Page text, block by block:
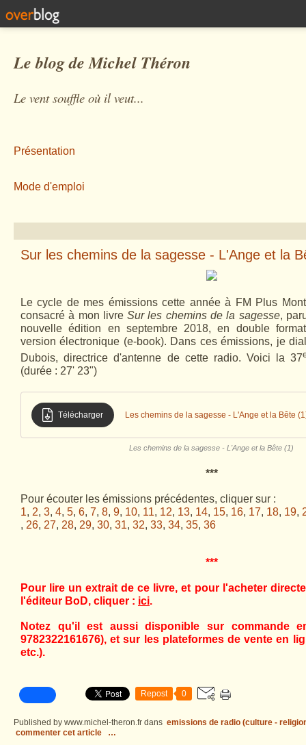
Le blog de Michel Théron
Le vent souffle où il veut...
Présentation
Mode d'emploi
Sur les chemins de la sagesse - L'Ange et la
Le cycle de mes émissions cette année à FM Plus
consacré à mon livre Sur les chemins de la sagesse,
nouvelle édition en septembre 2018, en double
version électronique (e-book). Dans ces émissions, je
Dubois, directrice d'antenne de cette radio. Voici la 37
(durée : 27' 23")
Télécharger Les chemins de la sagesse - L'Ange et la Bête
Les chemins de la sagesse - L'Ange et la Bête (1)
***
Pour écouter les émissions précédentes, cliquer sur :
1, 2, 3, 4, 5, 6, 7, 8, 9, 10, 11, 12, 13, 14, 15, 16, 17, 18, 19,
, 26, 27, 28, 29, 30, 31, 32, 33, 34, 35, 36
***
Pour lire un extrait de ce livre, et pour l'acheter
l'éditeur BoD, cliquer : ici.
Notez qu'il est aussi disponible sur commande
9782322161676), et sur les plateformes de vente en
etc.).
Repost 0
Published by www.michel-theron.fr dans emissions de radio (culture -
commenter cet article
…